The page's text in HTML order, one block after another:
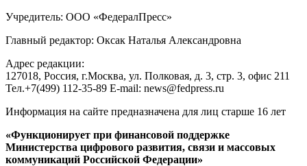
Учредитель: ООО «ФедералПресс»
Главный редактор: Оксак Наталья Александровна
Адрес редакции:
127018, Россия, г.Москва, ул. Полковая, д. 3, стр. 3, офис 211
Тел.+7(499) 112-35-89 E-mail: news@fedpress.ru
Информация на сайте предназначена для лиц старше 16 лет
«Функционирует при финансовой поддержке
Министерства цифрового развития, связи и массовых
коммуникаций Российской Федерации»